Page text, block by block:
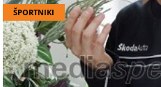
ŠPORTNIKI